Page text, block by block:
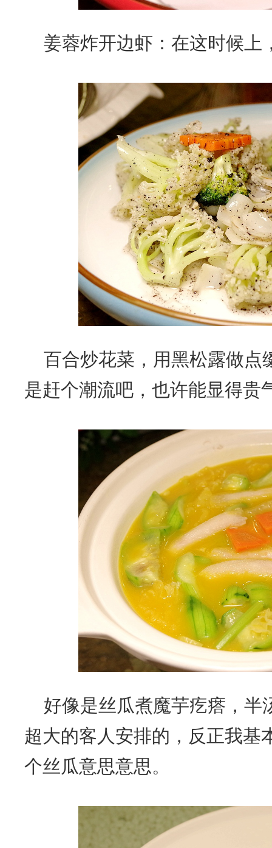
姜蓉炸开边虾：在这时候上
百合炒花菜，用黑松露做点
是赶个潮流吧，也许能显得贵
好像是丝瓜煮魔芋疙瘩，半
超大的客人安排的，反正我基
个丝瓜意思意思。